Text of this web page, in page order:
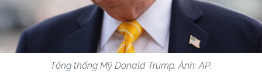
Tổng thống Mỹ Donald Trump. Ảnh: AP.